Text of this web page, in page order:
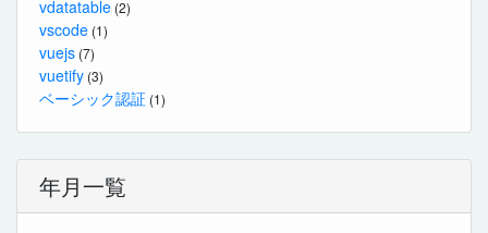
vdatatable (2)
vscode (1)
vuejs (7)
vuetify (3)
ベーシック認証 (1)
年月一覧